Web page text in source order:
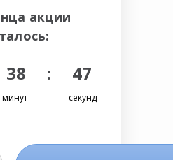
: 46
акции
секунд
минут